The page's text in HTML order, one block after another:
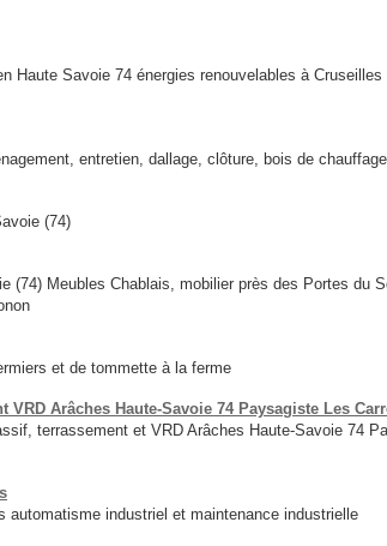
Haute Savoie 74 énergies renouvelables à
entretien, dallage, clôture, bois de
(74)
(74) Meubles Chablais, mobilier près des Portes du
et de tommette à la ferme
VRD Arâches Haute-Savoie 74 Paysagiste Les
terrassement et VRD Arâches Haute-Savoie 74
industriel et maintenance industrielle